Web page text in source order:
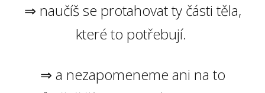
⇒ naučíš se protahovat ty části těla,
které to potřebují.
⇒ a nezapomeneme ani na to